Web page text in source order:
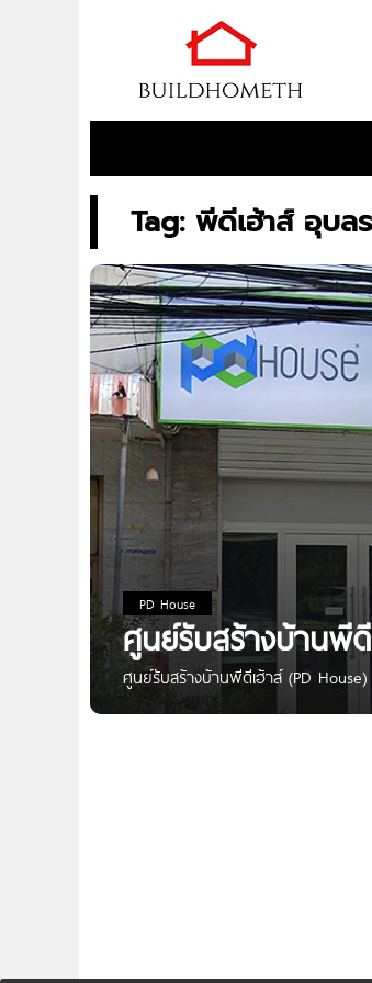
Tag: พีดีเฮ้าส์ อุบล
PD House
ศูนย์รับสร้างบ้านพี
ศูนย์รับสร้างบ้านพีดีเฮ้าส์ (PD
ถ.ชยางกูร ต.ในเมือง อ.เมืองอุบลรา